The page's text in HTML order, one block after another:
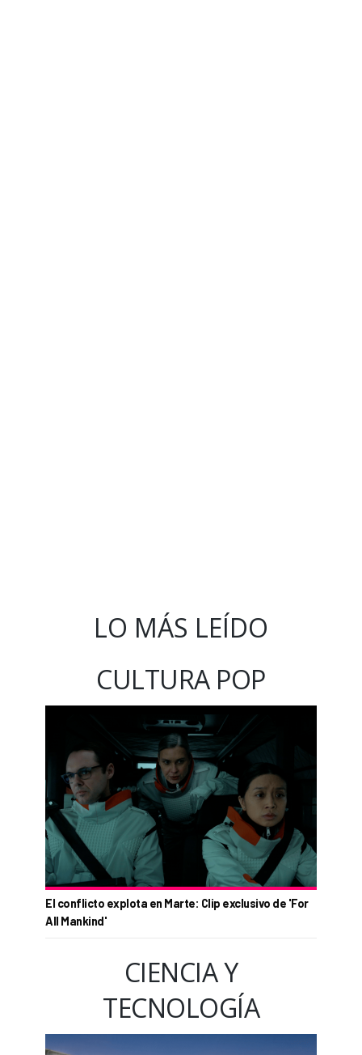
LO MÁS LEÍDO
CULTURA POP
El conflicto explota en Marte: Clip exclusivo de 'For
All Mankind'
CIENCIA Y
TECNOLOGÍA